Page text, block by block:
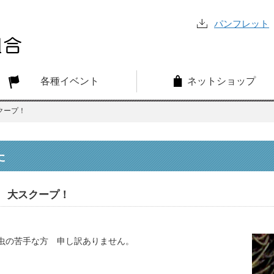
パンフレット
各種イベント ネットショップ
プ！
大スクープ！
の苦手な方 申し訳ありません。